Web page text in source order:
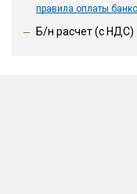
правила оплаты
Б/н расчет (c НДС)